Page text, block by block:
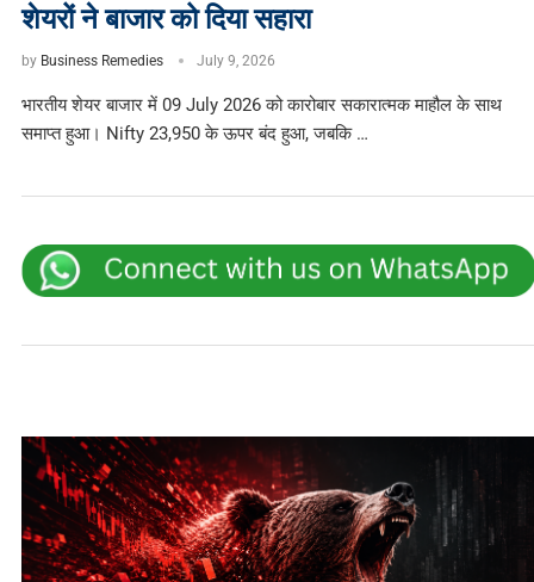
शेयरों ने बाजार को दिया सहारा
by Business Remedies July 9, 2026
भारतीय शेयर बाजार में 09 July 2026 को कारोबार सकारात्मक माहौल के साथ
समाप्त हुआ। Nifty 23,950 के ऊपर बंद हुआ, जबकि …